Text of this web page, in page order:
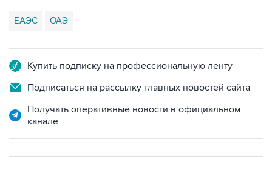
ЕАЭС ОАЭ
Купить подписку на профессиональную ленту
Подписаться на рассылку главных новостей сайта
Получать оперативные новости в официальном
канале